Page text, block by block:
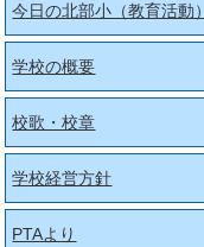
今日の北部小（教育活動）
学校の概要
校歌・校章
学校経営方針
PTAより